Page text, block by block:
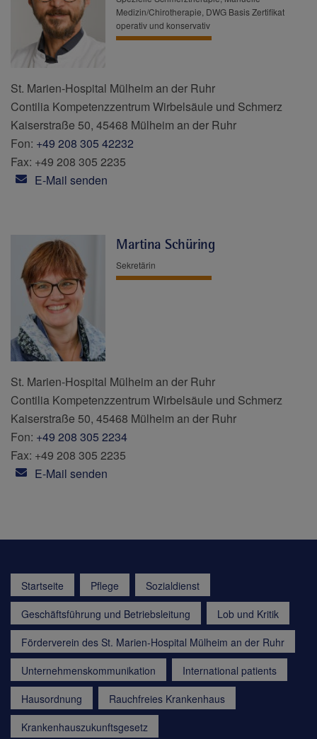
Medizin/Chirotherapie, DWG Basis Zertifikat
operativ und konservativ
St. Marien-Hospital Mülheim an der Ruhr
Contilia Kompetenzzentrum Wirbelsäule und Schmerz
Kaiserstraße 50, 45468 Mülheim an der Ruhr
Fon: +49 208 305 42232
Fax: +49 208 305 2235
E-Mail senden
Martina Schüring
Sekretärin
St. Marien-Hospital Mülheim an der Ruhr
Contilia Kompetenzzentrum Wirbelsäule und Schmerz
Kaiserstraße 50, 45468 Mülheim an der Ruhr
Fon: +49 208 305 2234
Fax: +49 208 305 2235
E-Mail senden
Startseite Pflege
Sozialdienst
Geschäftsführung und Betriebsleitung
Lob und Kritik
Förderverein des St. Marien-Hospital Mülheim an der Ruhr
Unternehmenskommunikation
International patients
Hausordnung
Rauchfreies Krankenhaus
Krankenhauszukunftsgesetz